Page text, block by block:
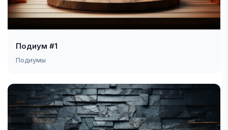
Подиум #1
Подиумы